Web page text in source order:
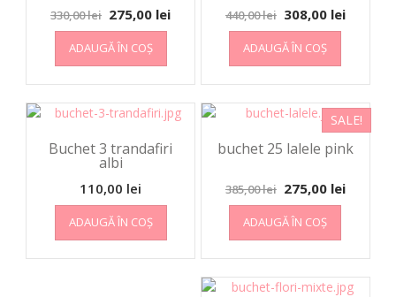
440,00lei 308,00 lei
ADAUGĂ ÎN COȘ
330,00lei 275,00 lei
ADAUGĂ ÎN COȘ
SALE!
buchet 25 lalele pink
385,00lei 275,00 lei
ADAUGĂ ÎN COȘ
Buchet 3 trandafiri
albi
110,00 lei
ADAUGĂ ÎN COȘ